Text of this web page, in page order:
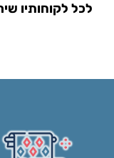
לכל לקוחותיו